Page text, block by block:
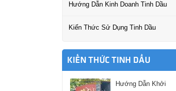
Hướng Dẫn Kinh Doanh Tinh Dầu
Kiến Thức Sử Dụng Tinh Dầu
KIẾN THỨC TINH DẦU
Hướng Dẫn Khởi